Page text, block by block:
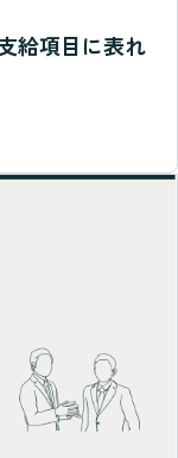
給項目に表れ